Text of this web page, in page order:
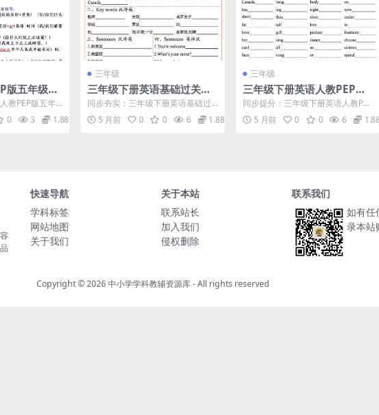
版五年级下
点归纳汇总
教PEP版五年
点归纳 大家
0 3 1.88
三年级
三年级下册英语基础过关训
练人教版PEP同步单词句型
练习电子版
同步夯实：三年级下册英语基础过
关训练人教版PEP版详解 进入三年
级下学期，英语词...
5 月前 0 0 6 1.88
三年级
三年级下册英语人教PEP版
三大专项汇总同步复习核心
考点电子版
同步提分：三年级下册英语人教PEP
版三大专项汇总详解 进入三年级下
册英语的学习，...
5 月前 0 0 6 1.88
快速导航
学科标签
网站地图
关于我们
关于本站
联系站长
加入我们
侵权删除
联系我们
如有任
录本站
Copyright © 2026中小学学科教辅资源库- All rights reserved